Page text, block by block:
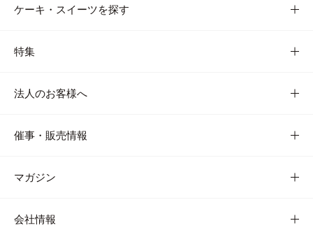
ケーキ・スイーツを探す
特集
法人のお客様へ
催事・販売情報
マガジン
会社情報